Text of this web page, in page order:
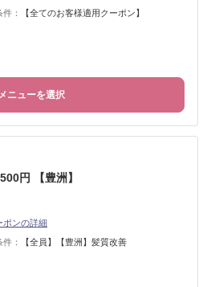
：
【全てのお客様適用クーポン】
ニューを選択
円 【豊洲】
ポンの詳細
：
【全員】【豊洲】髪質改善